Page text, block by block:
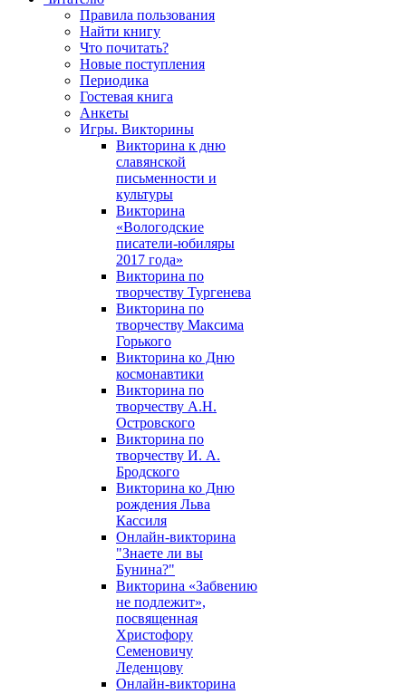
Правила пользования
Найти книгу
Что почитать?
Новые поступления
Периодика
Гостевая книга
Анкеты
Игры. Викторины
Викторина к дню
славянской
письменности и
культуры
Викторина
«Вологодские
писатели-юбиляры
2017 года»
Викторина по
творчеству Тургенева
Викторина по
творчеству Максима
Горького
Викторина ко Дню
космонавтики
Викторина по
творчеству А.Н.
Островского
Викторина по
творчеству И. А.
Бродского
Викторина ко Дню
рождения Льва
Кассиля
Онлайн-викторина
"Знаете ли вы
Бунина?"
Викторина «Забвению
не подлежит»,
посвященная
Христофору
Семеновичу
Леденцову
Онлайн-викторина